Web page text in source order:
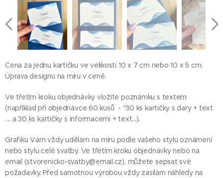
Cena za jednu kartičku ve velikosti 10 x 7 cm nebo 10 x 5 cm.
Úprava designu na míru v ceně.
Ve třetím kroku objednávky vložíte poznámku s textem
(například při objednávce 60 kusů - "30 ks kartičky s dary + text
.... a 30 ks kartičky s informacemi + text...).
Grafiku Vám vždy udělám na míru podle vašeho stylu oznámení
nebo stylu celé svatby. Ve třetím kroku objednávky nebo na
email (stvorenicko-svatby@email.cz), můžete sepsat své
požadavky. Před samotnou výrobou vždy zasílám náhledy na